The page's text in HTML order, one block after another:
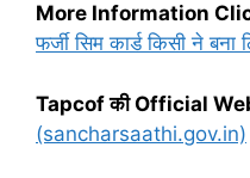
More Information
फर्जी सिम कार्ड किसी ने
Tapcof की Official
(sancharsaathi.gov.in)